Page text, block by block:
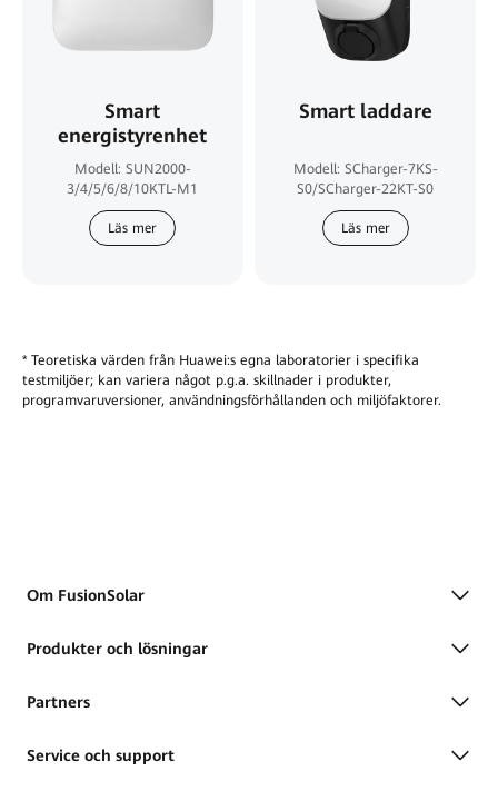
Smart
energistyrenhet
Modell: SUN2000-
3/4/5/6/8/10KTL-M1
Läs mer
Smart laddare
Modell: SCharger-7KS-
S0/SCharger-22KT-S0
Läs mer
* Teoretiska värden från Huawei:s egna laboratorier i specifika
testmiljöer; kan variera något p.g.a. skillnader i produkter,
programvaruversioner, användningsförhållanden och miljöfaktorer.
Om FusionSolar
Produkter och lösningar
Partners
Service och support